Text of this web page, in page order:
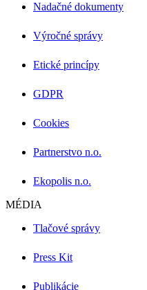
Nadačné dokumenty
Výročné správy
Etické princípy
GDPR
Cookies
Partnerstvo n.o.
Ekopolis n.o.
MÉDIA
Tlačové správy
Press Kit
Publikácie